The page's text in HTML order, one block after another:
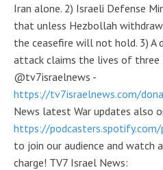
Iran alone. 2) Israeli Defense
that unless Hezbollah
the ceasefire will not hold. 3) A
attack claims the lives of three
@tv7israelnews -
https://tv7israelnews.com/
News latest War updates also
https://podcasters.spotify.com/
to join our audience and
charge! TV7 Israel News: